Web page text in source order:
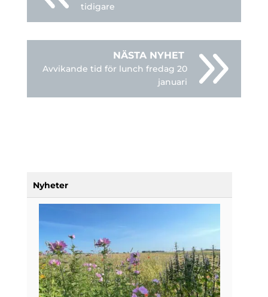
Nyheter
tidigare
Avvikande tid för lunch fredag 20
januari